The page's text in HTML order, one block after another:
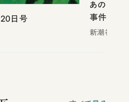
日号
あのスキ
事件戦後
新潮社